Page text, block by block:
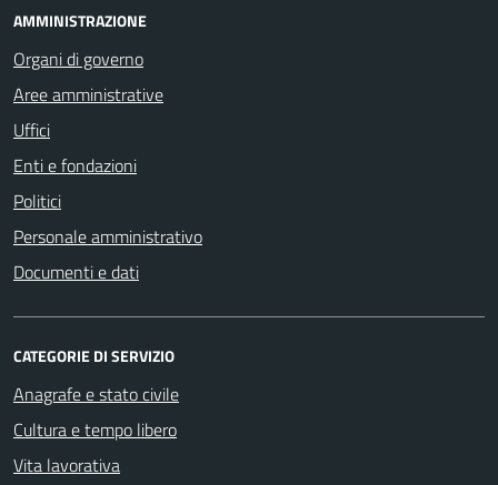
AMMINISTRAZIONE
Organi di governo
Aree amministrative
Uffici
Enti e fondazioni
Politici
Personale amministrativo
Documenti e dati
CATEGORIE DI SERVIZIO
Anagrafe e stato civile
Cultura e tempo libero
Vita lavorativa